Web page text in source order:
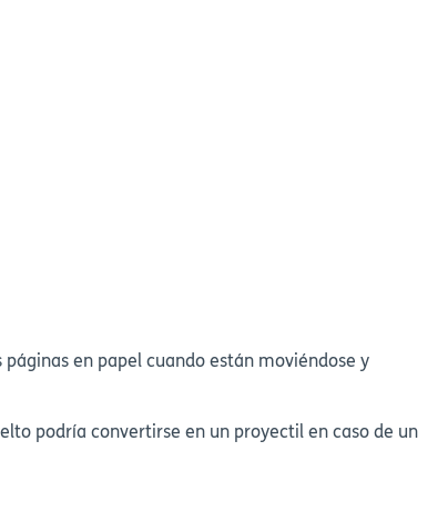
en papel cuando están moviéndose y
podría convertirse en un proyectil en caso de un